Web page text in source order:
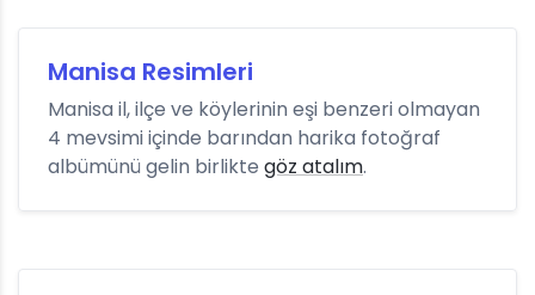
Manisa Resimleri
Manisa il, ilçe ve köylerinin eşi benzeri olmayan
4 mevsimi içinde barından harika fotoğraf
albümünü gelin birlikte göz atalım.